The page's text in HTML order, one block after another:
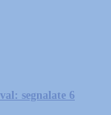
segnalate 6